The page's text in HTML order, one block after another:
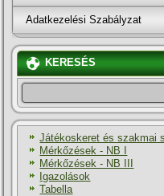
Adatkezelési Szabályzat
KERESÉS
Játékoskeret és szakmai
Mérkőzések - NB I
Mérkőzések - NB III
Igazolások
Tabella